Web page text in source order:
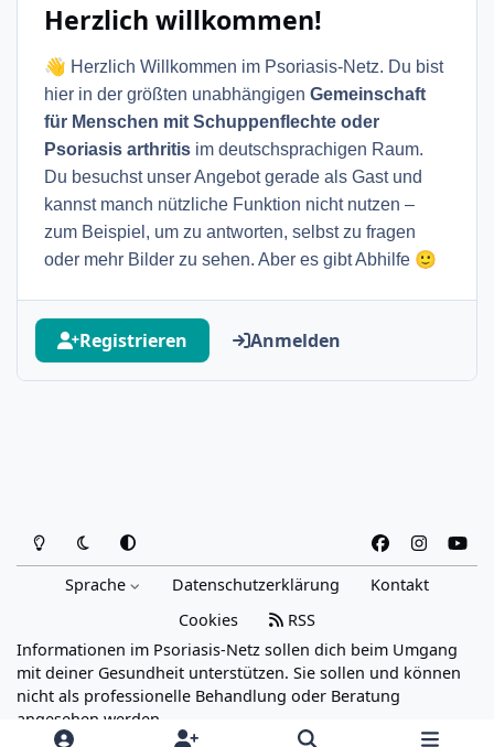
Herzlich willkommen!
👋 Herzlich Willkommen im Psoriasis-Netz. Du bist
hier in der größten unabhängigen Gemeinschaft
für Menschen mit Schuppenflechte oder
Psoriasis arthritis im deutschsprachigen Raum.
Du besuchst unser Angebot gerade als Gast und
kannst manch nützliche Funktion nicht nutzen –
zum Beispiel, um zu antworten, selbst zu fragen
oder mehr Bilder zu sehen. Aber es gibt Abhilfe 🙂
Registrieren Anmelden
Heller ModusDunkler Modus
Systemeinstellung
a
b
o
o
n
s
a
g
o
u
b
Sprache Datenschutzerklärung
Kontakt
Cookies
RSS
Informationen im Psoriasis-Netz sollen dich beim Umgang
mit deiner Gesundheit unterstützen. Sie sollen und können
nicht als professionelle Behandlung oder Beratung
angesehen werden.
Powered by
Invision Community